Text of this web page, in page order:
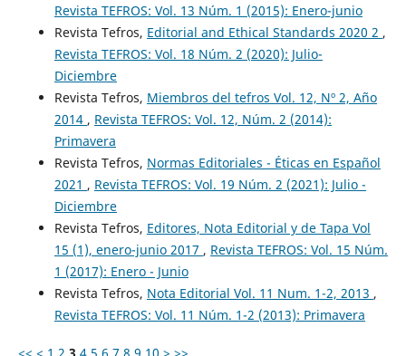
Revista TEFROS: Vol. 13 Núm. 1 (2015): Enero-junio
Revista Tefros, Editorial and Ethical Standards 2020 2 ,
Revista TEFROS: Vol. 18 Núm. 2 (2020): Julio-
Diciembre
Revista Tefros, Miembros del tefros Vol. 12, Nº 2, Año
2014 , Revista TEFROS: Vol. 12, Núm. 2 (2014):
Primavera
Revista Tefros, Normas Editoriales - Éticas en Español
2021 , Revista TEFROS: Vol. 19 Núm. 2 (2021): Julio -
Diciembre
Revista Tefros, Editores, Nota Editorial y de Tapa Vol
15 (1), enero-junio 2017 , Revista TEFROS: Vol. 15 Núm.
1 (2017): Enero - Junio
Revista Tefros, Nota Editorial Vol. 11 Num. 1-2, 2013 ,
Revista TEFROS: Vol. 11 Núm. 1-2 (2013): Primavera
<< < 1 2 3 4 5 6 7 8 9 10 > >>